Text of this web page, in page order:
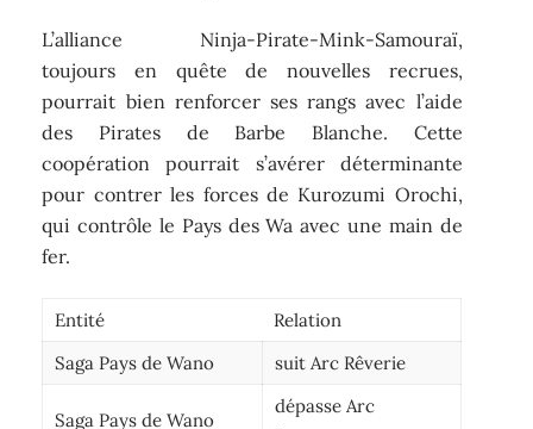
L’alliance Ninja-Pirate-Mink-Samouraï,
toujours en quête de nouvelles recrues,
pourrait bien renforcer ses rangs avec l’aide
des Pirates de Barbe Blanche. Cette
coopération pourrait s’avérer déterminante
pour contrer les forces de Kurozumi Orochi,
qui contrôle le Pays des Wa avec une main de
fer.
Entité
Relation
Saga Pays de Wano
suit Arc Rêverie
Saga Pays de Wano
dépasse Arc